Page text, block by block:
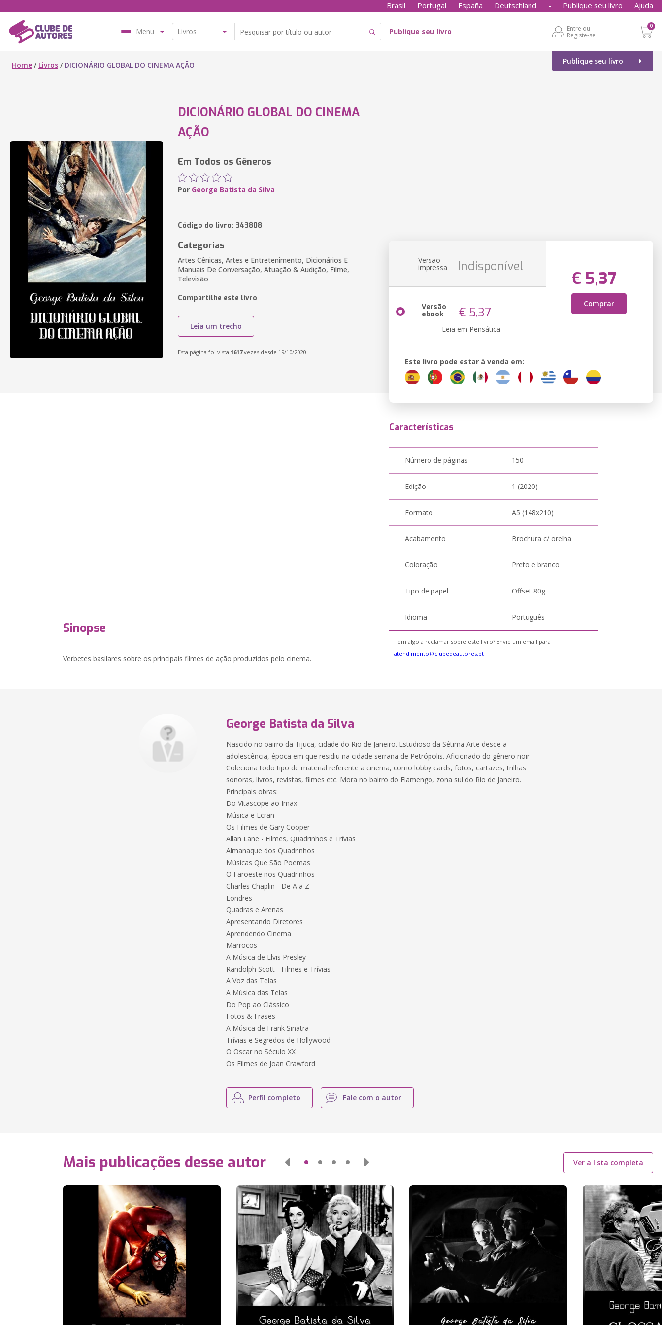
Brasil Portugal España Deutschland - Publique seu livro Ajuda
Menu Publique seu livro
Entre ou
Registe-se
0
Publique seu livro
Home / Livros / DICIONÁRIO GLOBAL DO CINEMA AÇÃO
DICIONÁRIO GLOBAL DO CINEMA
AÇÃO
Em Todos os Gêneros
Por George Batista da Silva
Código do livro: 343808
Categorias
Artes Cênicas, Artes e Entretenimento, Dicionários E
Manuais De Conversação, Atuação & Audição, Filme,
Televisão
Compartilhe este livro
Leia um trecho
Esta página foi vista 1617vezes desde 19/10/2020
Versão
impressa Indisponível
€ 5,37
Comprar
Versão
ebook € 5,37
Leia em Pensática
Este livro pode estar à venda em:
Sinopse
Verbetes basilares sobre os principais filmes de ação produzidos pelo cinema.
Características
Número de páginas 150
Edição 1 (2020)
Formato A5 (148x210)
Acabamento Brochura c/ orelha
Coloração Preto e branco
Tipo de papel Offset 80g
Idioma Português
Tem algo a reclamar sobre este livro? Envie um email para
atendimento@clubedeautores.pt
George Batista da Silva
Nascido no bairro da Tijuca, cidade do Rio de Janeiro. Estudioso da Sétima Arte desde a
adolescência, época em que residiu na cidade serrana de Petrópolis. Aficionado do gênero noir.
Coleciona todo tipo de material referente a cinema, como lobby cards, fotos, cartazes, trilhas
sonoras, livros, revistas, filmes etc. Mora no bairro do Flamengo, zona sul do Rio de Janeiro.
Principais obras:
Do Vitascope ao Imax
Música e Ecran
Os Filmes de Gary Cooper
Allan Lane - Filmes, Quadrinhos e Trívias
Almanaque dos Quadrinhos
Músicas Que São Poemas
O Faroeste nos Quadrinhos
Charles Chaplin - De A a Z
Londres
Quadras e Arenas
Apresentando Diretores
Aprendendo Cinema
Marrocos
A Música de Elvis Presley
Randolph Scott - Filmes e Trívias
A Voz das Telas
A Música das Telas
Do Pop ao Clássico
Fotos & Frases
A Música de Frank Sinatra
Trívias e Segredos de Hollywood
O Oscar no Século XX
Os Filmes de Joan Crawford
Perfil completo Fale com o autor
Mais publicações desse autor Ver a lista completa